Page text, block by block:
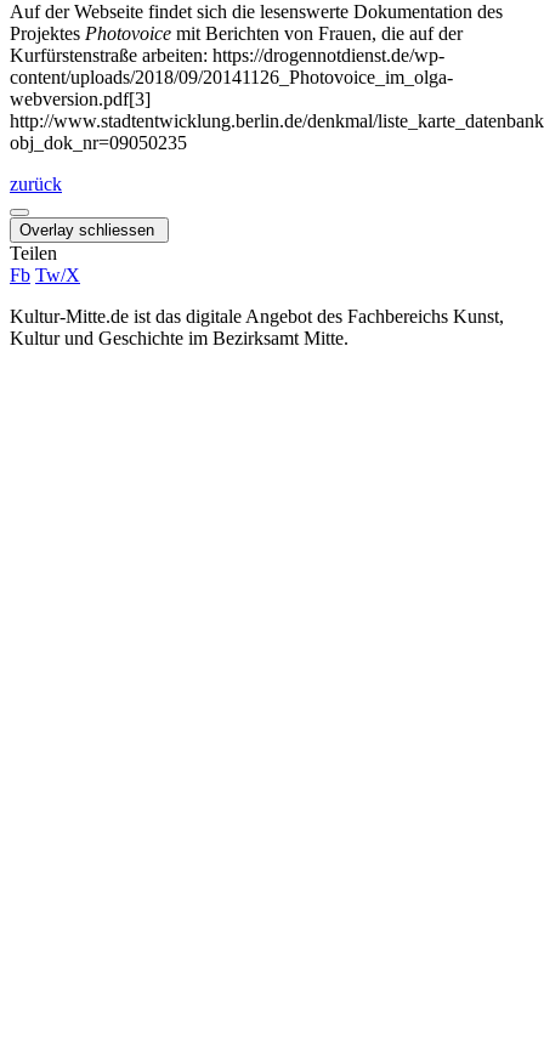
Auf der Webseite findet sich die lesenswerte Dokumentation des
Projektes Photovoice mit Berichten von Frauen, die auf der
Kurfürstenstraße arbeiten: https://drogennotdienst.de/wp-
content/uploads/2018/09/20141126_Photovoice_im_olga-
webversion.pdf[3]
http://www.stadtentwicklung.berlin.de/denkmal/
obj_dok_nr=09050235
zurück
Overlay schliessen
Teilen
Fb Tw/X
Kultur-Mitte.de ist das digitale Angebot des Fachbereichs Kunst,
Kultur und Geschichte im Bezirksamt Mitte.